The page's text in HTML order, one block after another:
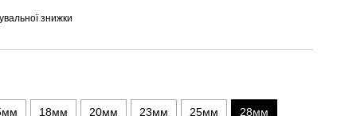
знижки
18мм 20мм 23мм 25мм 28мм